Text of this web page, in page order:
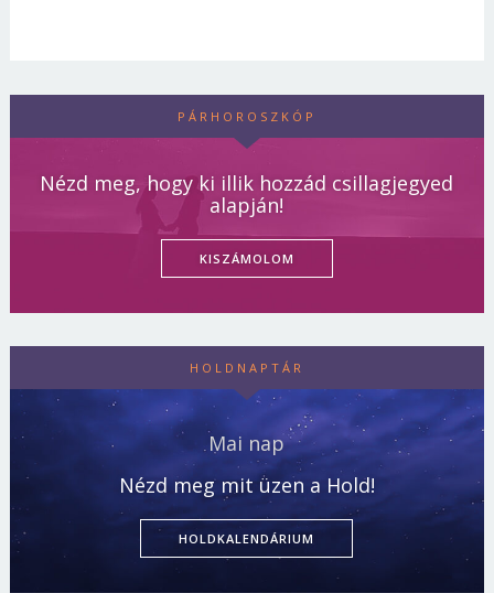
PÁRHOROSZKÓP
Nézd meg, hogy ki illik hozzád csillagjegyed
alapján!
KISZÁMOLOM
HOLDNAPTÁR
Mai nap
Nézd meg mit üzen a Hold!
HOLDKALENDÁRIUM